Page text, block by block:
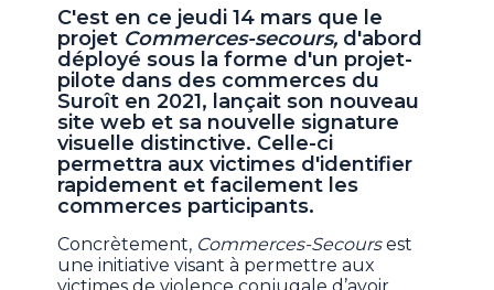
C'est en ce jeudi 14 mars que le
projet Commerces-secours, d'abord
déployé sous la forme d'un projet-
pilote dans des commerces du
Suroît en 2021, lançait son nouveau
site web et sa nouvelle signature
visuelle distinctive. Celle-ci
permettra aux victimes d'identifier
rapidement et facilement les
commerces participants.
Concrètement, Commerces-Secoursest
une initiative visant à permettre aux